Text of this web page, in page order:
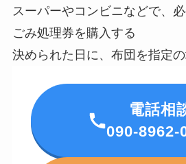
スーパーやコンビニなどで、
ごみ処理券を購入する
決められた日に、布団を指定
電話相
090-8962-